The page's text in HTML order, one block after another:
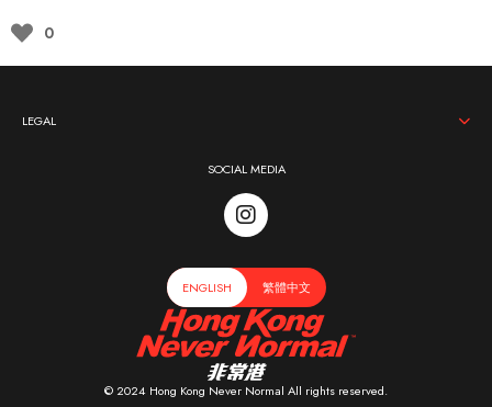
0
ENGLISH 繁體中文
© 2024 Hong Kong Never Normal All rights reserved.
SOCIAL MEDIA
LEGAL